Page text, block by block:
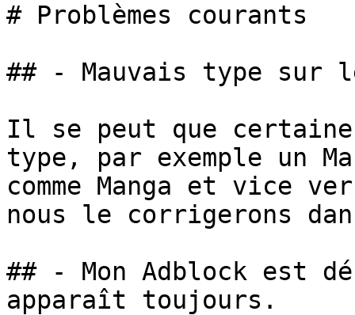
# Problèmes courants
## - Mauvais type sur
Il se peut que
type, par exemple un
comme Manga et vice
nous le corrigerons
## - Mon Adblock est
apparaît toujours.